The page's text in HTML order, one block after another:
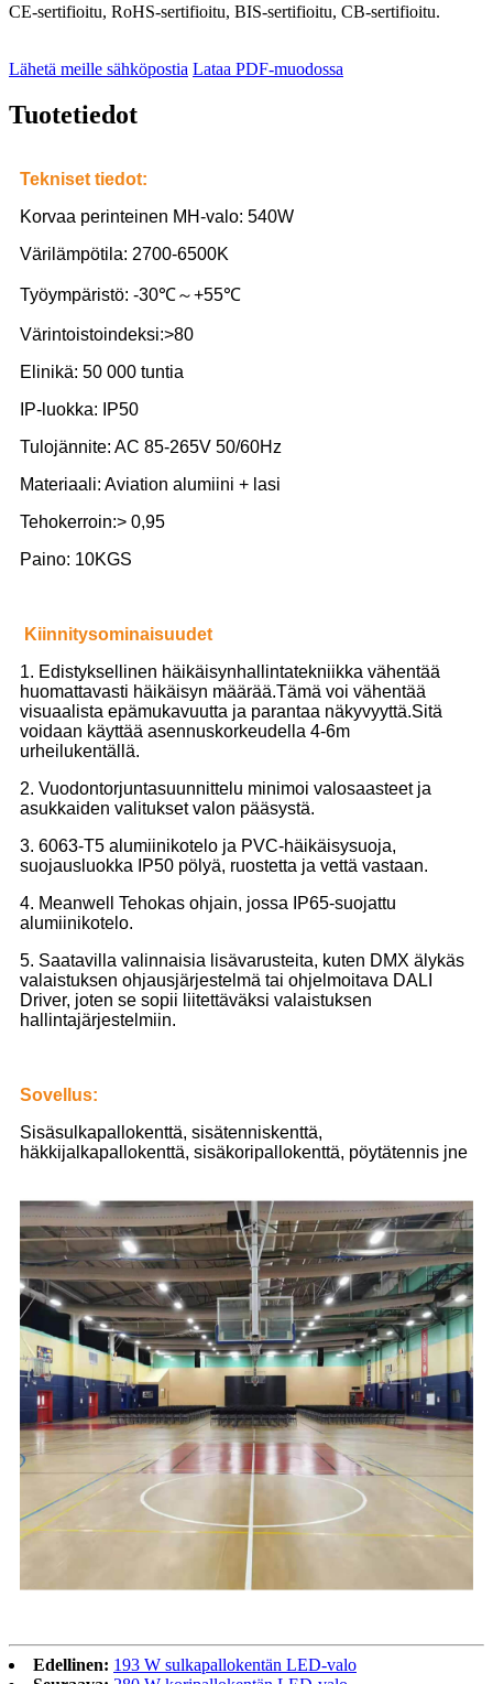
CE-sertifioitu, RoHS-sertifioitu, BIS-sertifioitu, CB-sertifioitu.
Lähetä meille sähköpostia Lataa PDF-muodossa
Tuotetiedot
Tekniset tiedot:
Korvaa perinteinen MH-valo: 540W
Värilämpötila: 2700-6500K
Työympäristö: -30℃～+55℃
Värintoistoindeksi:>80
Elinikä: 50 000 tuntia
IP-luokka: IP50
Tulojännite: AC 85-265V 50/60Hz
Materiaali: Aviation alumiini + lasi
Tehokerroin:> 0,95
Paino: 10KGS
Kiinnitysominaisuudet
1. Edistyksellinen häikäisynhallintatekniikka vähentää
huomattavasti häikäisyn määrää.Tämä voi vähentää
visuaalista epämukavuutta ja parantaa näkyvyyttä.Sitä
voidaan käyttää asennuskorkeudella 4-6m
urheilukentällä.
2. Vuodontorjuntasuunnittelu minimoi valosaasteet ja
asukkaiden valitukset valon pääsystä.
3. 6063-T5 alumiinikotelo ja PVC-häikäisysuoja,
suojausluokka IP50 pölyä, ruostetta ja vettä vastaan.
4. Meanwell Tehokas ohjain, jossa IP65-suojattu
alumiinikotelo.
5. Saatavilla valinnaisia ​​lisävarusteita, kuten DMX älykäs
valaistuksen ohjausjärjestelmä tai ohjelmoitava DALI
Driver, joten se sopii liitettäväksi valaistuksen
hallintajärjestelmiin.
Sovellus:
Sisäsulkapallokenttä, sisätenniskenttä,
häkkijalkapallokenttä, sisäkoripallokenttä, pöytätennis jne
Edellinen: 193 W sulkapallokentän LED-valo